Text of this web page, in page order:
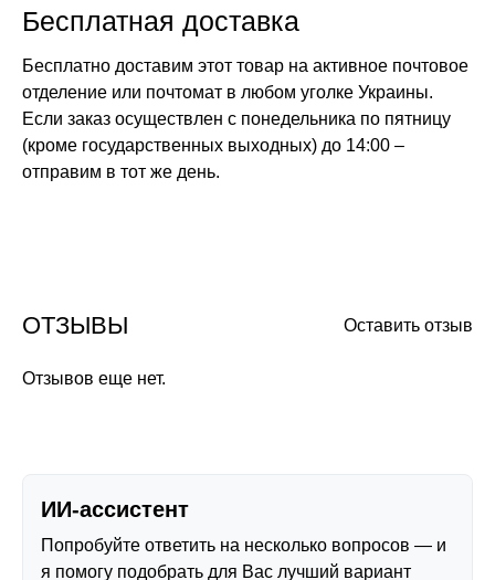
Бесплатная доставка
Бесплатно доставим этот товар на активное почтовое
отделение или почтомат в любом уголке Украины.
Если заказ осуществлен с понедельника по пятницу
(кроме государственных выходных) до 14:00 –
отправим в тот же день.
Оставить отзыв
ОТЗЫВЫ
Отзывов еще нет.
ИИ-ассистент
Попробуйте ответить на несколько вопросов — и
я помогу подобрать для Вас лучший вариант